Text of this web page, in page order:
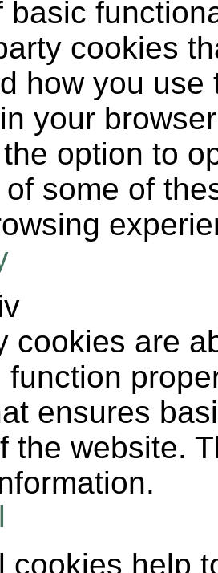
basic
cookies
how you
your
option to
some of
cookies are
function
ensures
the website.
cookies help